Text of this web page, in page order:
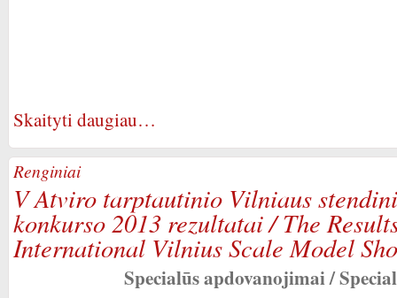
Skaityti daugiau…
Renginiai
V Atviro tarptautinio Vilniaus
konkurso 2013 rezultatai / The
International Vilnius Scale Model
Specialūs apdovanojimai /